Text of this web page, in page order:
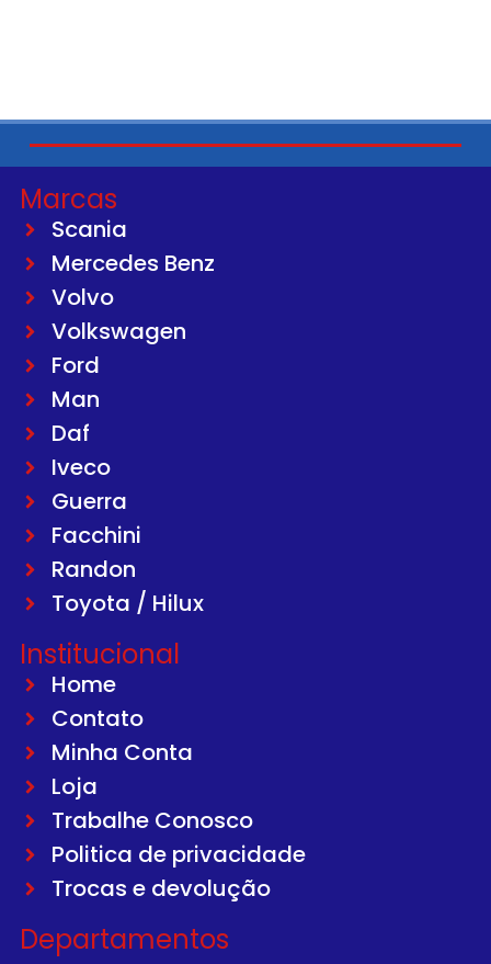
Marcas
Scania
Mercedes Benz
Volvo
Volkswagen
Ford
Man
Daf
Iveco
Guerra
Facchini
Randon
Toyota / Hilux
Institucional
Home
Contato
Minha Conta
Loja
Trabalhe Conosco
Politica de privacidade
Trocas e devolução
Departamentos